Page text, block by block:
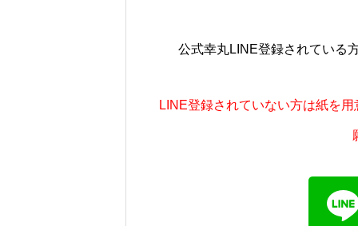
公式幸丸LINE登録されている
LINE登録されていない方は紙を